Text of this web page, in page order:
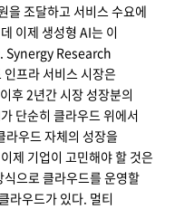
을 조달하고 서비스 수요에
이제 생성형 AI는 이
. Synergy Research
프라 서비스 시장은
후 2년간 시장 성장분의
단순히 클라우드 위에서
라우드 자체의 성장을
제 기업이 고민해야 할 것은
으로 클라우드를 운영할
라우드가 있다. 멀티